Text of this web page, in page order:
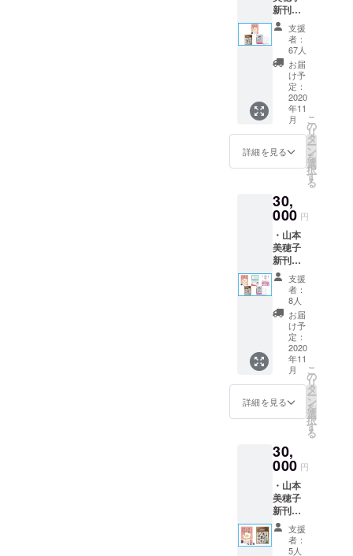
どこにもあ
りませんで
やがて私は
子どもの頃
の想いを胸
に秘めたま
り社会に出
ましたが、
心の内側の
その飢える
ような想い
は変わるこ
とがなく、
乾きが酷く
なることは
あれ癒える
ことはあり
ませんでし
た。
方法を求め
ては片っ端
からカウン
セリングを
受け、
良いと言わ
・あな
たの
エッセ
ンスを
引き出
すキャ
ラクト
ロジー
シール
（非売
品） ・
心から
動報告
メール
ウンダ
リーの
教科
書』 ・
いじめ
防止シ
ミュ
レー
ター
「Heart
in
Touch
にお名
前を掲
載 （ご
支援時
には備
考欄に
ご希望
のお名
前をご
記入く
ださ
い。）
・あな
たの
エッセ
ンスを
引き出
シール
（非売
品） ・
心から
のお礼
のメー
ル ・活
動報告
メール
新刊
『どう
して言
いたい
ことが
言えな
いの？
～人間
関係が
ラクに
なる“正
しい境
界線(バ
ウンダ
の引き
方』 ・
人生を
幸福で
満たす
100リス
トノー
ト（非
売品）
・いじ
め防止
シミュ
レー
ター
「Heart
in
Touch
にお名
前を掲
載 （ご
支援時
には備
考欄に
ご希望
のお名
前をご
支援
者：
67人
お届
け予
定：
2020
年11
月
詳細を見る
こ
の
リ
タ
ー
ン
を
選
択
す
る
30,
000 円
・山本
美穂子
新刊
『どう
して言
いたい
ことが
言えな
いの？
～人間
関係が
ラクに
なる“正
しい境
界線(バ
ウンダ
の引き
方』 ・
山本美
穂子著
『あな
たの人
生を劇
的に変
える
支援
者：
8人
お届
け予
定：
2020
年11
月
詳細を見る
こ
の
リ
タ
ー
ン
を
選
択
す
る
30,
000 円
・山本
美穂子
新刊
『どう
して言
いたい
支援
者：
5人